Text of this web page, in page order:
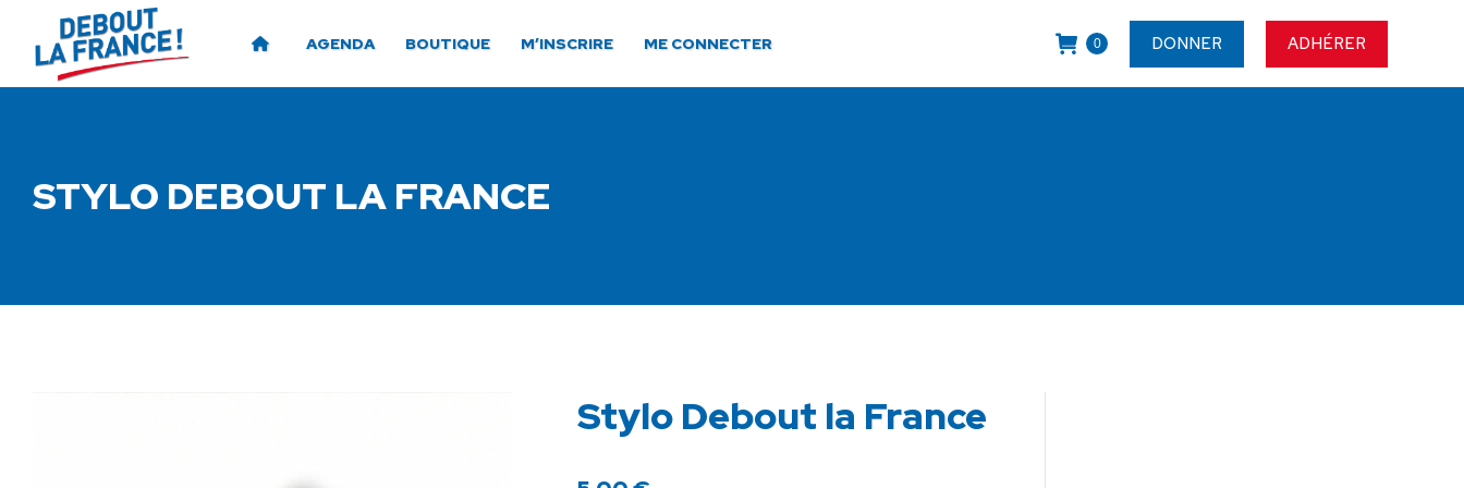
AGENDA BOUTIQUE M’INSCRIRE ME CONNECTER 0 DONNER ADHÉRER
STYLO DEBOUT LA FRANCE
Stylo Debout la France